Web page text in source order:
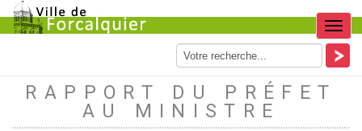
RAPPORT DU PRÉFET
AU MINISTRE
Menu